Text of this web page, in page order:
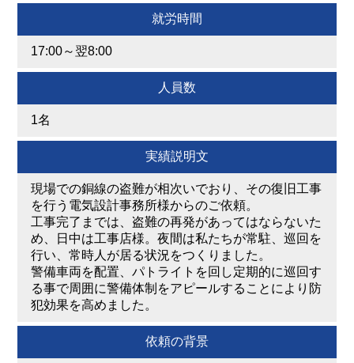
就労時間
17:00～翌8:00
人員数
1名
実績説明文
現場での銅線の盗難が相次いでおり、その復旧工事
を行う電気設計事務所様からのご依頼。
工事完了までは、盗難の再発があってはならないた
め、日中は工事店様。夜間は私たちが常駐、巡回を
行い、常時人が居る状況をつくりました。
警備車両を配置、パトライトを回し定期的に巡回す
る事で周囲に警備体制をアピールすることにより防
犯効果を高めました。
依頼の背景